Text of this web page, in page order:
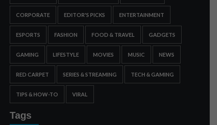
CORPORATE EDITOR'S PICKS ENTERTAINMENT
ESPORTS FASHION FOOD & TRAVEL GADGETS
GAMING LIFESTYLE MOVIES MUSIC NEWS
RED CARPET SERIES & STREAMING TECH & GAMING
TIPS & HOW-TO VIRAL
Tags